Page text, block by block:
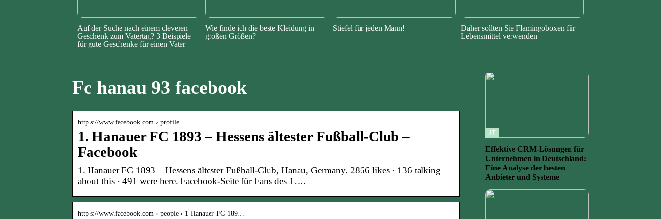
Auf der Suche nach einem cleveren
Geschenk zum Vatertag? 3 Beispiele
für gute Geschenke für einen Vater
Wie finde ich die beste Kleidung in
großen Größen?
Stiefel für jeden Mann!
Daher sollten Sie Flamingoboxen für
Lebensmittel verwenden
Fc hanau 93 facebook
http s://www.facebook.com › profile
1. Hanauer FC 1893 – Hessens ältester Fußball-Club –
Facebook
1. Hanauer FC 1893 – Hessens ältester Fußball-Club, Hanau, Germany. 2866 likes · 136 talking
about this · 491 were here. Facebook-Seite für Fans des 1….
http s://www.facebook.com › people › 1-Hanauer-FC-189…
IT
Effektive CRM-Lösungen für
Unternehmen in Deutschland:
Eine Analyse der besten
Anbieter und Systeme